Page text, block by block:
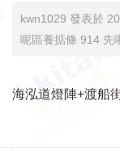
kwn1029 發表於
呢區養掂條 914 先
海泓道燈陣+渡船